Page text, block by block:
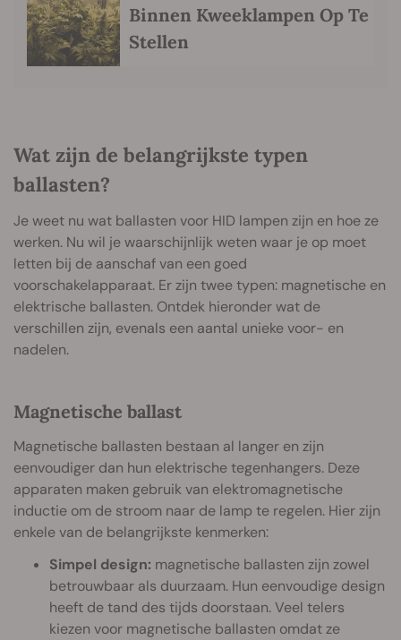
Binnen Kweeklampen Op Te
Stellen
Wat zijn de belangrijkste typen
ballasten?
Je weet nu wat ballasten voor HID lampen zijn en hoe ze
werken. Nu wil je waarschijnlijk weten waar je op moet
letten bij de aanschaf van een goed
voorschakelapparaat. Er zijn twee typen: magnetische en
elektrische ballasten. Ontdek hieronder wat de
verschillen zijn, evenals een aantal unieke voor- en
nadelen.
Magnetische ballast
Magnetische ballasten bestaan al langer en zijn
eenvoudiger dan hun elektrische tegenhangers. Deze
apparaten maken gebruik van elektromagnetische
inductie om de stroom naar de lamp te regelen. Hier zijn
enkele van de belangrijkste kenmerken:
Simpel design: magnetische ballasten zijn zowel
betrouwbaar als duurzaam. Hun eenvoudige design
heeft de tand des tijds doorstaan. Veel telers
kiezen voor magnetische ballasten omdat ze